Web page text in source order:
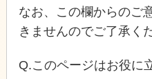
なお、この欄からのご
きませんのでご了承く
Q.このページはお役に